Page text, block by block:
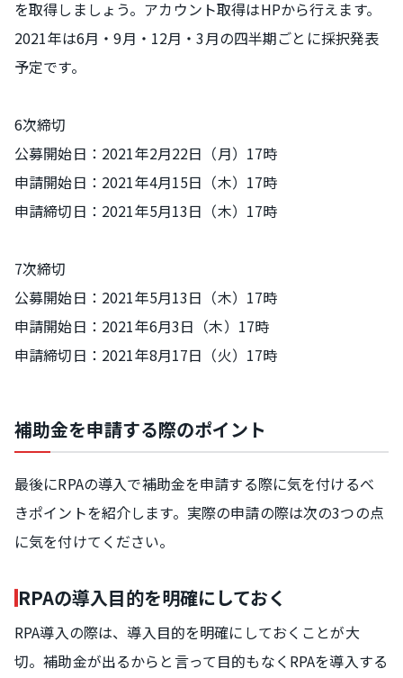
を取得しましょう。アカウント取得はHPから行えます。
2021年は6月・9月・12月・3月の四半期ごとに採択発表
予定です。
6次締切
公募開始日：2021年2月22日（月）17時
申請開始日：2021年4月15日（木）17時
申請締切日：2021年5月13日（木）17時
7次締切
公募開始日：2021年5月13日（木）17時
申請開始日：2021年6月3日（木）17時
申請締切日：2021年8月17日（火）17時
補助金を申請する際のポイント
最後にRPAの導入で補助金を申請する際に気を付けるべ
きポイントを紹介します。実際の申請の際は次の3つの点
に気を付けてください。
RPAの導入目的を明確にしておく
RPA導入の際は、導入目的を明確にしておくことが大
切。補助金が出るからと言って目的もなくRPAを導入する